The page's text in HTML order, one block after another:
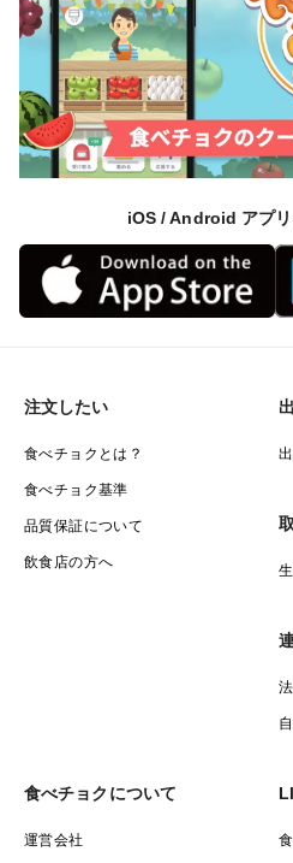
iOS / Android アプ
注文したい
食べチョクとは？
食べチョク基準
品質保証について
飲食店の方へ
食べチョクについて
運営会社